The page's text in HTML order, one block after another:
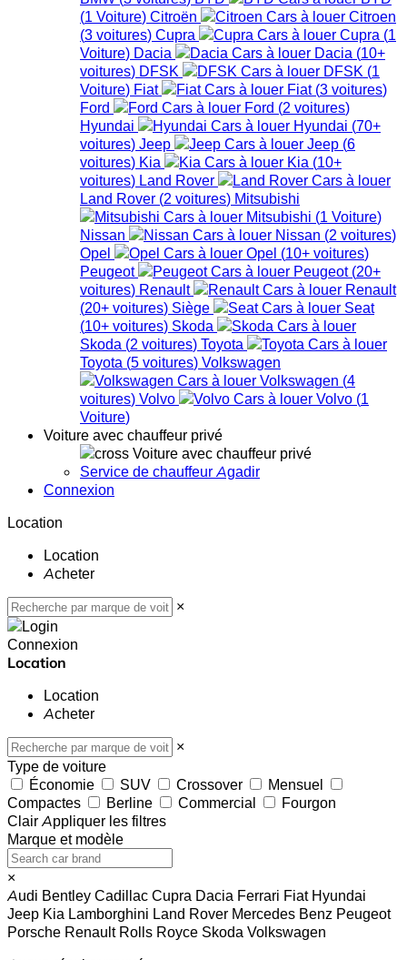
(1 Voiture) Citroën
Citroen
(3 voitures) Cupra Cupra (1
Voiture) Dacia Dacia (10+
voitures) DFSK DFSK (1
Voiture) Fiat Fiat (3 voitures)
Ford
Ford (2 voitures)
Hyundai
Hyundai (70+
voitures) Jeep Jeep (6
voitures) Kia Kia (10+
voitures) Land Rover
Land Rover (2 voitures) Mitsubishi
Mitsubishi (1 Voiture)
Nissan
Nissan (2 voitures)
Opel
Opel (10+ voitures)
Peugeot
Peugeot (20+
voitures) Renault
Renault
(20+ voitures) Siège
Seat
(10+ voitures) Skoda
Skoda (2 voitures) Toyota
Toyota (5 voitures) Volkswagen
Volkswagen (4
voitures) Volvo Volvo (1
Voiture)
Voiture avec chauffeur privé
Voiture avec chauffeur privé
Service de chauffeur Agadir
Connexion
Location
Location
Acheter
×
Connexion
Location
Location
Acheter
×
Type de voiture
Économie
SUV Crossover
Mensuel
Compactes
Berline Commercial
Fourgon
Clair Appliquer les filtres
Marque et modèle
×
Audi Bentley Cadillac Cupra Dacia Ferrari Fiat Hyundai
Jeep Kia Lamborghini Land Rover Mercedes Benz Peugeot
Porsche Renault Rolls Royce Skoda Volkswagen